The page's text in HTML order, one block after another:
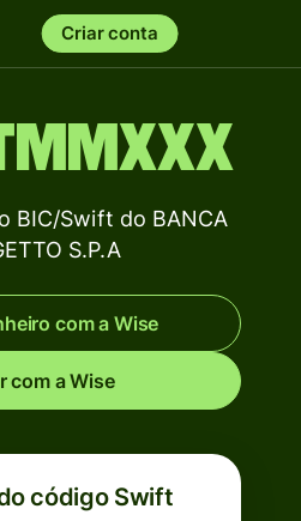
Criar conta
BIC/Swift do BANCA
S.P.A
com a Wise
com a Wise
código Swift